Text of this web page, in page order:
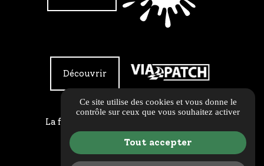
Découvrir
La force d'un groupe pour vos chantiers
Ce site utilise des cookies et vous donne le
contrôle sur ceux que vous souhaitez activer
Tout accepter